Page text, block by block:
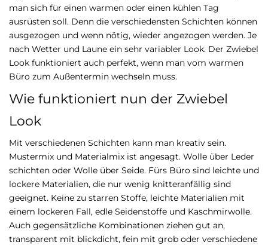
man sich für einen warmen oder einen kühlen Tag
ausrüsten soll. Denn die verschiedensten Schichten können
ausgezogen und wenn nötig, wieder angezogen werden. Je
nach Wetter und Laune ein sehr variabler Look. Der Zwiebel
Look funktioniert auch perfekt, wenn man vom warmen
Büro zum Außentermin wechseln muss.
Wie funktioniert nun der Zwiebel
Look
Mit verschiedenen Schichten kann man kreativ sein.
Mustermix und Materialmix ist angesagt. Wolle über Leder
schichten oder Wolle über Seide. Fürs Büro sind leichte und
lockere Materialien, die nur wenig knitteranfällig sind
geeignet. Keine zu starren Stoffe, leichte Materialien mit
einem lockeren Fall, edle Seidenstoffe und Kaschmirwolle.
Auch gegensätzliche Kombinationen ziehen gut an,
transparent mit blickdicht, fein mit grob oder verschiedene